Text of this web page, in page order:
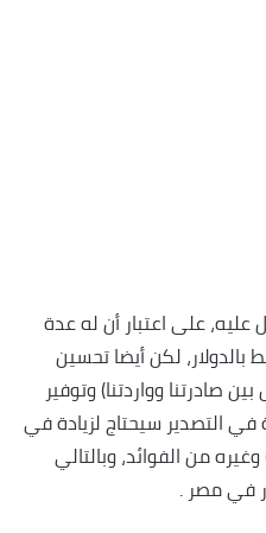
على اعتبار أن له عدة
لكن أيضا تحسين
صادرتنا وواردتنا) وتوفير
التصدير سيحتاج لزيادة في
من الفوائد، وبالتالي
في مصر .